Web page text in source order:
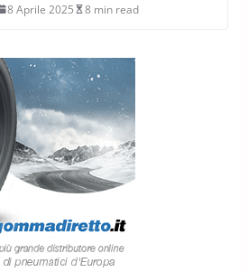
8 Aprile 2025 8 min read